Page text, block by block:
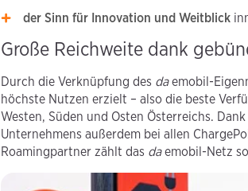
der Sinn für Innovation und Weitblick
Große Reichweite dank
Durch die Verknüpfung des daemobil-
höchste Nutzen erzielt – also die beste
Westen, Süden und Osten Österreichs.
Unternehmens außerdem bei allen
Roamingpartner zählt das daemobil-Netz